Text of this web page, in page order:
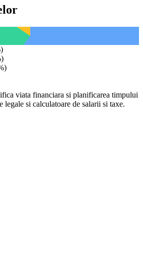
viata financiara si planificarea timpului
si calculatoare de salarii si taxe.